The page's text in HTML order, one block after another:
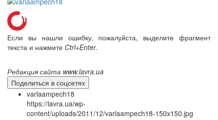
Если вы нашли ошибку, пожалуйста, выделите фрагмент
текста и нажмите Ctrl+Enter.
Редакция сайта www.lavra.ua
Поделиться в соцсетях
varlaampech18
https://lavra.ua/wp-
content/uploads/2011/12/varlaampech18-150x150.jpg